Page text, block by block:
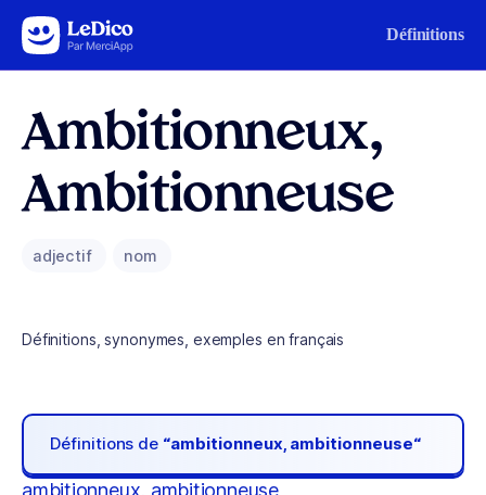
Aller au contenu Définitions
Ambitionneux,
Ambitionneuse
adjectif nom
Définitions, synonymes, exemples en français
Définitions de “ambitionneux, ambitionneuse“
ambitionneux, ambitionneuse